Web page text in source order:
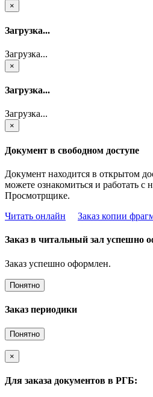
×
Загрузка...
Загрузка...
×
Загрузка...
Загрузка...
×
Документ в свободном доступе
Документ находится в открытом
можете ознакомиться и работать
Просмотрщике.
Читать онлайн
Заказ копии
Заказ в читальный зал успешно
Заказ успешно оформлен.
Понятно
Заказ периодики
Понятно
×
Для заказа документов в РГБ: